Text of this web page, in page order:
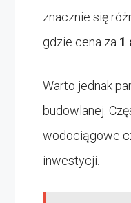
znacznie się
gdzie cena za 1
Warto jednak
budowlanej.
wodociągowe
inwestycji.